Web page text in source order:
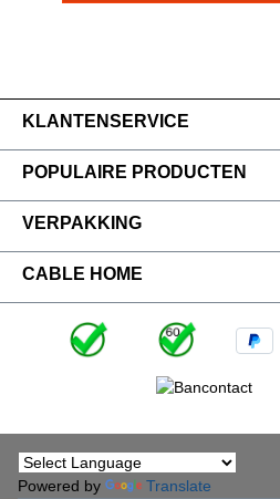
KLANTENSERVICE
POPULAIRE PRODUCTEN
VERPAKKING
CABLE HOME
Powered by Translate